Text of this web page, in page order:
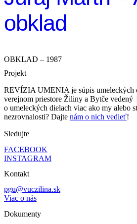
obklad
OBKLAD – 1987
Projekt
REVÍZIA UMENIA je súpis umeleckých
verejnom priestore Žiliny a Bytče vedený
o umeleckých dielach viac ako my alebo
nezrovnalosti? Dajte nám o nich vedieť!
Sledujte
FACEBOOK
INSTAGRAM
Kontakt
pgu@vuczilina.sk
Viac o nás
Dokumenty